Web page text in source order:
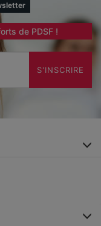
de PDSF !
S'INSCRIRE